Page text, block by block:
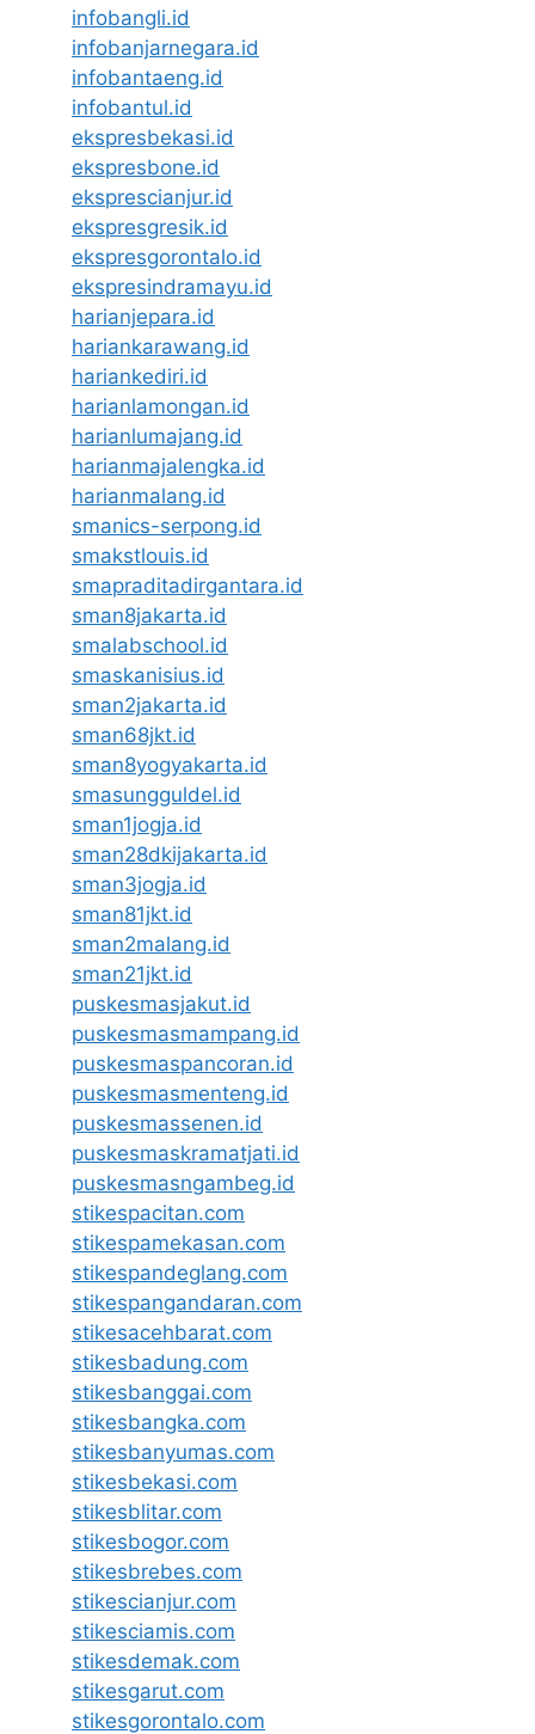
infobangli.id
infobanjarnegara.id
infobantaeng.id
infobantul.id
ekspresbekasi.id
ekspresbone.id
eksprescianjur.id
ekspresgresik.id
ekspresgorontalo.id
ekspresindramayu.id
harianjepara.id
hariankarawang.id
hariankediri.id
harianlamongan.id
harianlumajang.id
harianmajalengka.id
harianmalang.id
smanics-serpong.id
smakstlouis.id
smapraditadirgantara.id
sman8jakarta.id
smalabschool.id
smaskanisius.id
sman2jakarta.id
sman68jkt.id
sman8yogyakarta.id
smasungguldel.id
sman1jogja.id
sman28dkijakarta.id
sman3jogja.id
sman81jkt.id
sman2malang.id
sman21jkt.id
puskesmasjakut.id
puskesmasmampang.id
puskesmaspancoran.id
puskesmasmenteng.id
puskesmassenen.id
puskesmaskramatjati.id
puskesmasngambeg.id
stikespacitan.com
stikespamekasan.com
stikespandeglang.com
stikespangandaran.com
stikesacehbarat.com
stikesbadung.com
stikesbanggai.com
stikesbangka.com
stikesbanyumas.com
stikesbekasi.com
stikesblitar.com
stikesbogor.com
stikesbrebes.com
stikescianjur.com
stikesciamis.com
stikesdemak.com
stikesgarut.com
stikesgorontalo.com